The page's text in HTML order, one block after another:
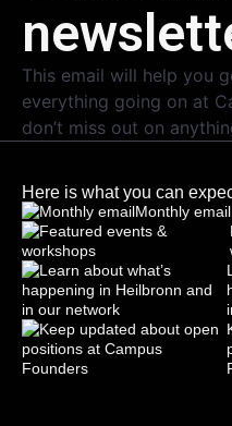
This email will help you
everything going on at
don’t miss out on
Here is what you can
Monthly email